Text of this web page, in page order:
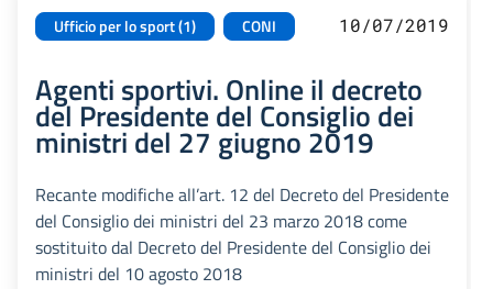
Ufficio per lo sport (1) CONI 10/07/2019
Agenti sportivi. Online il decreto
del Presidente del Consiglio dei
ministri del 27 giugno 2019
Recante modifiche all’art. 12 del Decreto del Presidente
del Consiglio dei ministri del 23 marzo 2018 come
sostituito dal Decreto del Presidente del Consiglio dei
ministri del 10 agosto 2018